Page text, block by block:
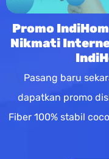
Promo
Nikmati
Pasang baru
dapatkan promo
Fiber 100% stabil